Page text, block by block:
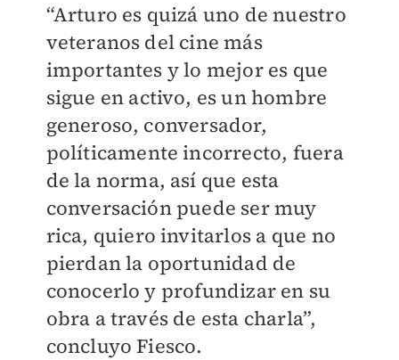
“Arturo es quizá uno de nuestro
veteranos del cine más
importantes y lo mejor es que
sigue en activo, es un hombre
generoso, conversador,
políticamente incorrecto, fuera
de la norma, así que esta
conversación puede ser muy
rica, quiero invitarlos a que no
pierdan la oportunidad de
conocerlo y profundizar en su
obra a través de esta charla”,
concluyo Fiesco.